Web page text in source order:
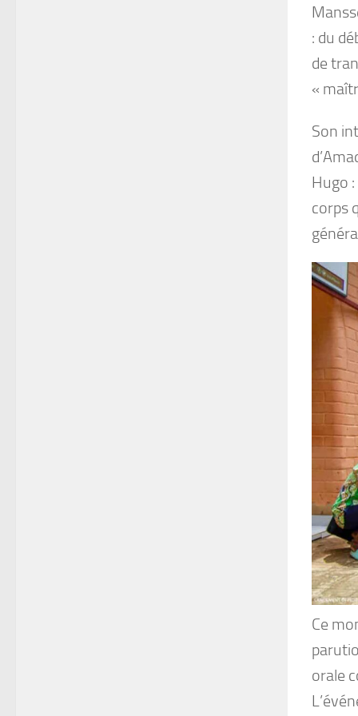
: du
de
«
Son
Hugo
corps
Ce
orale